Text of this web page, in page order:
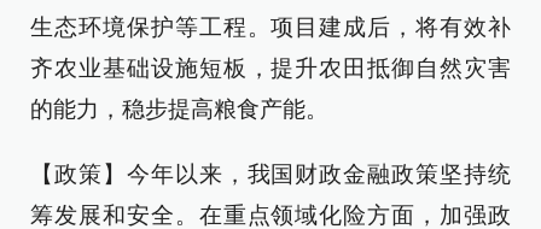
生态环境保护等工程。项目建成后，将有效补
齐农业基础设施短板，提升农田抵御自然灾害
的能力，稳步提高粮食产能。
【政策】今年以来，我国财政金融政策坚持统
筹发展和安全。在重点领域化险方面，加强政